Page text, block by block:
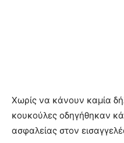
Χωρίς να κάνουν καμία
κουκούλες οδηγήθηκαν
ασφαλείας στον